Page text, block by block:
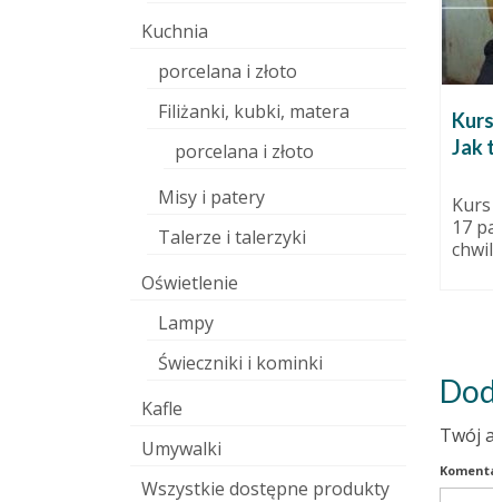
Rozwój w biały dzień.
tym, co Ci glina zrobi, bez
Jak
17
Twój
Kuchnia
porcelana i złoto
Filiżanki, kubki, matera
porcelana i złoto
Misy i patery
Talerze i talerzyki
Oświetlenie
Lampy
Świeczniki i kominki
Kafle
Umywalki
Wszystkie dostępne produkty